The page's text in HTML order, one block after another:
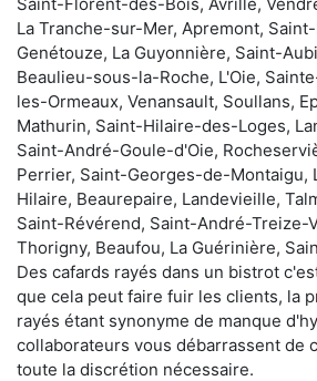
La Tranche-sur-Mer, Apremont,
Genétouze, La Guyonnière, Saint-
Beaulieu-sous-la-Roche, L'Oie,
les-Ormeaux, Venansault, Soullans,
Mathurin, Saint-Hilaire-des-Loges,
Saint-André-Goule-d'Oie,
Perrier, Saint-Georges-de-Montaigu,
Hilaire, Beaurepaire, Landevieille,
Saint-Révérend, Saint-André-Treize-
Thorigny, Beaufou, La Guérinière,
Des cafards rayés dans un bistrot
que cela peut faire fuir les clients, la
rayés étant synonyme de manque
collaborateurs vous débarrassent de
toute la discrétion nécessaire.